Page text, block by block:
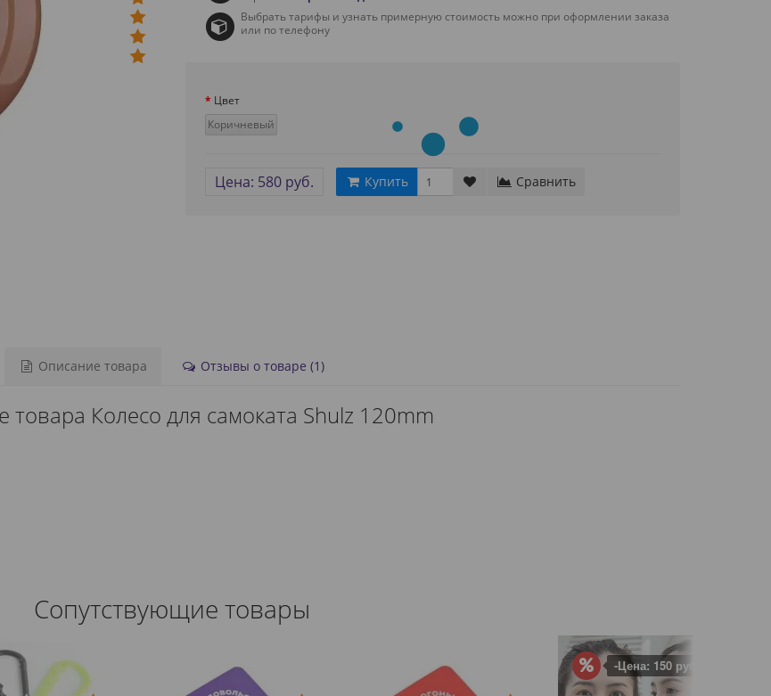
Выбрать тарифы и узнать примерную стоимость можно при оформлении заказа
или по телефону
Цвет
Коричневый
Цена: 580 руб. Купить Сравнить
Описание товара Отзывы о товаре (1)
товара Колесо для самоката Shulz 120mm
Сопутствующие товары
-Цена: 150 руб.